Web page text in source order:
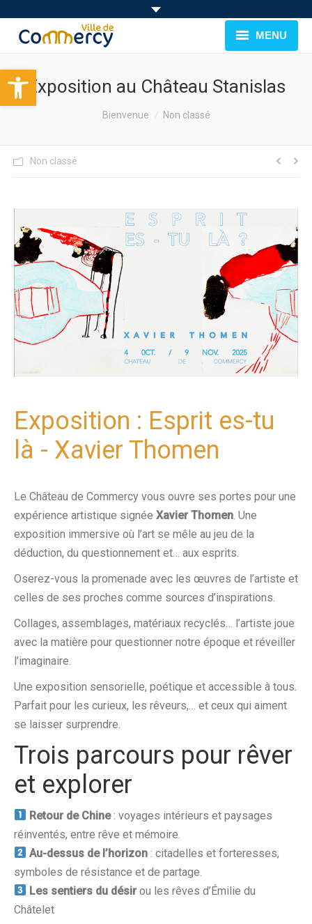
Ouvrir la barre d’outils
MENU
EVÉNEMENTS
Exposition au Château Stanislas
Bienvenue Non classé
Non classé
Exposition : Esprit es-tu
là - Xavier Thomen
Le Château de Commercy vous ouvre ses portes pour une
expérience artistique signée Xavier Thomen . Une
exposition immersive où l’art se mêle au jeu de la
déduction, du questionnement et… aux esprits.
Oserez-vous la promenade avec les œuvres de l’artiste et
celles de ses proches comme sources d’inspirations.
Collages, assemblages, matériaux recyclés… l’artiste joue
avec la matière pour questionner notre époque et réveiller
l’imaginaire.
Une exposition sensorielle, poétique et accessible à tous.
Parfait pour les curieux, les rêveurs,… et ceux qui aiment
se laisser surprendre.
Trois parcours pour rêver
et explorer
Retour de Chine: voyages intérieurs et paysages
réinventés, entre rêve et mémoire.
Au-dessus de l’horizon : citadelles et forteresses,
symboles de résistance et de partage.
Les sentiers du désir ou les rêves d’Émilie du
Châtelet